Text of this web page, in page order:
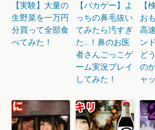
【実験】大量の
生野菜を一万円
分買って全部食
べてみた！
【バカゲー】よ
っちの鼻毛抜い
てみたら汚すぎ
た…！鼻のお医
者さんごっこゲ
ーム実況プレイ
してみた！
【
お
高
ン
ど
の
ャ